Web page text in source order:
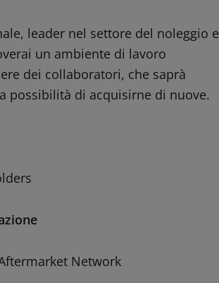
leader nel settore del noleggio e
un ambiente di lavoro
dei collaboratori, che saprà
possibilità di acquisirne di nuove.
Network